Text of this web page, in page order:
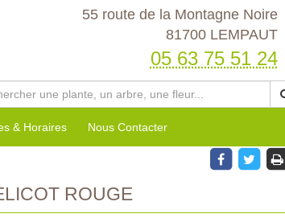
55 route de la Montagne Noire
81700 LEMPAUT
05 63 75 51 24
& Horaires Nous Contacter
ROUGE